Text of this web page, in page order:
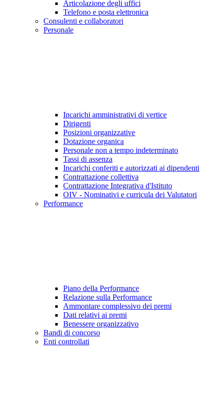
Articolazione degli uffici
Telefono e posta elettronica
Consulenti e collaboratori
Personale
Incarichi amministrativi di vertice
Dirigenti
Posizioni organizzative
Dotazione organica
Personale non a tempo indeterminato
Tassi di assenza
Incarichi conferiti e autorizzati ai dipendenti
Contrattazione collettiva
Contrattazione Integrativa d'Istituto
OIV - Nominativi e curricula dei Valutatori
Performance
Piano della Performance
Relazione sulla Performance
Ammontare complessivo dei premi
Dati relativi ai premi
Benessere organizzativo
Bandi di concorso
Enti controllati